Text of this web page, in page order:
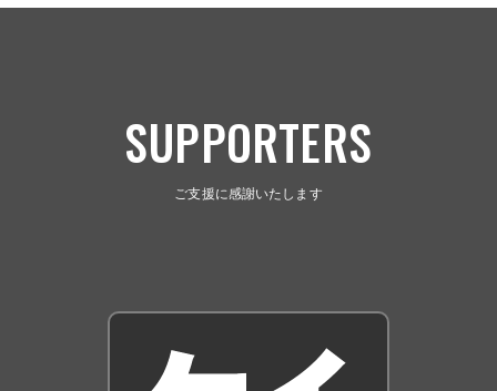
SUPPORTERS
ご支援に感謝いたします